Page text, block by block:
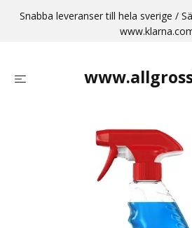
Snabba leveranser till hela sverige /